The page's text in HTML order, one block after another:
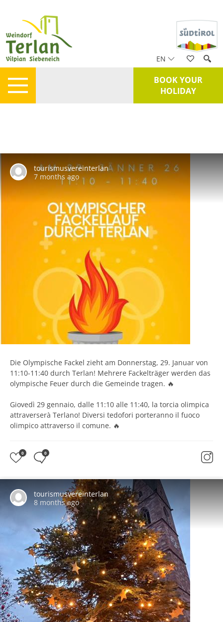
EN
BOOK YOUR
HOLIDAY
tourismusvereinterlan
7 months ago
Die Olympische Fackel zieht am Donnerstag, 29. Januar von
11:10-11:40 durch Terlan! Mehrere Fackelträger werden das
olympische Feuer durch die Gemeinde tragen. 🔥
Giovedì 29 gennaio, dalle 11:10 alle 11:40, la torcia olimpica
attraverserà Terlano! Diversi tedofori porteranno il fuoco
olimpico attraverso il comune. 🔥
0 0
tourismusvereinterlan
8 months ago